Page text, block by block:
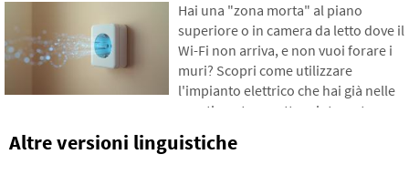
basiamo su dati freschi del 2026,
mostreremo il divario abissale tra le
nostre stime e la realtà, e offriremo
quattro passi concreti per tenere
meglio sotto controllo le proprie
Hai una "zona morta" al piano
superiore o in camera da letto dove il
Wi-Fi non arriva, e non vuoi forare i
muri? Scopri come utilizzare
l'impianto elettrico che hai già nelle
pareti per trasmettere internet
attraverso la rete elettrica.
Nell'articolo ti mostreremo come
Altre versioni linguistiche